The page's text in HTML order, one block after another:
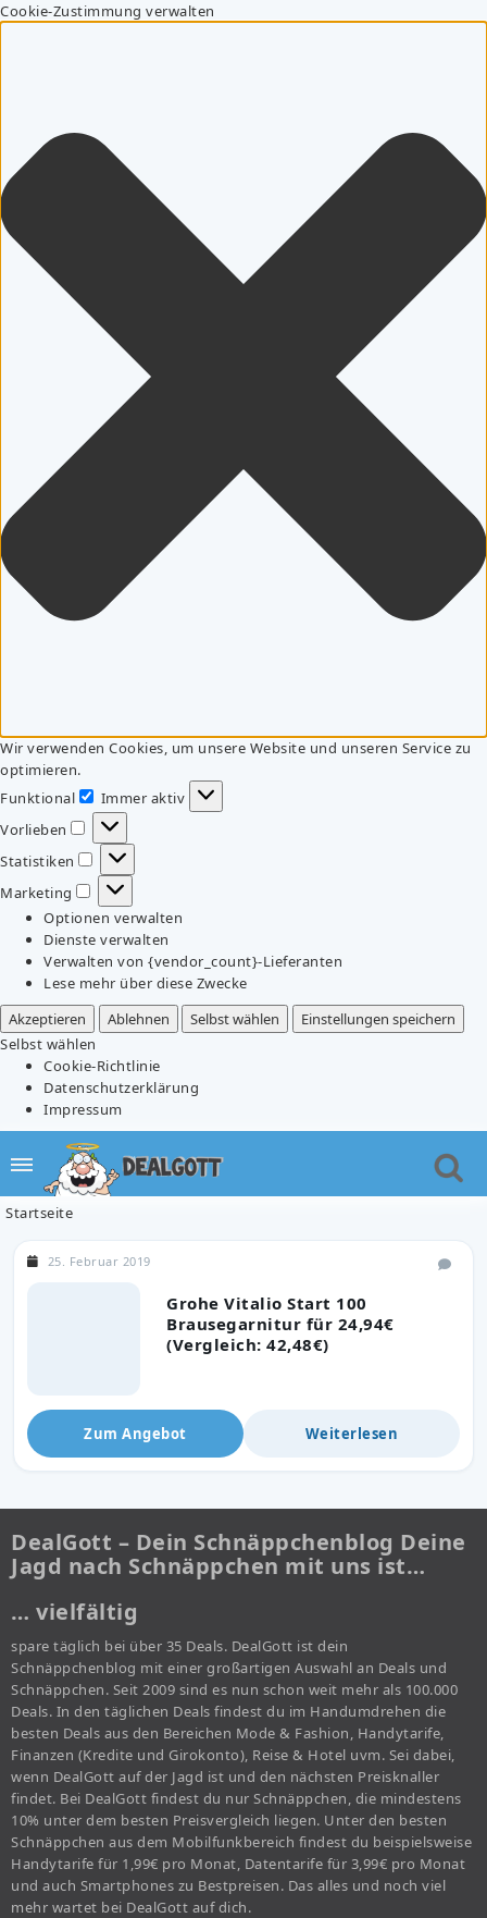
Cookie-Zustimmung verwalten
Wir verwenden Cookies, um unsere Website und unseren Service zu
optimieren.
Funktional
Funktional
Immer aktiv
Vorlieben
Vorlieben
Statistiken
Statistiken
Marketing
Marketing
Optionen verwalten
Dienste verwalten
Verwalten von {vendor_count}-Lieferanten
Lese mehr über diese Zwecke
Akzeptieren
Ablehnen Selbst wählen
Einstellungen speichern
Selbst wählen
Cookie-Richtlinie
Datenschutzerklärung
Impressum
Startseite
Grohe Vitalio Start 100
Brausegarnitur für 24,94€
(Vergleich: 42,48€)
25. Februar 2019
Zum Angebot Weiterlesen
DealGott – Dein Schnäppchenblog Deine
Jagd nach Schnäppchen mit uns ist…
… vielfältig
spare täglich bei über 35 Deals. DealGott ist dein
Schnäppchenblog mit einer großartigen Auswahl an Deals und
Schnäppchen. Seit 2009 sind es nun schon weit mehr als 100.000
Deals. In den täglichen Deals findest du im Handumdrehen die
besten Deals aus den Bereichen Mode & Fashion, Handytarife,
Finanzen (Kredite und Girokonto), Reise & Hotel uvm. Sei dabei,
wenn DealGott auf der Jagd ist und den nächsten Preisknaller
findet. Bei DealGott findest du nur Schnäppchen, die mindestens
10% unter dem besten Preisvergleich liegen. Unter den besten
Schnäppchen aus dem Mobilfunkbereich findest du beispielsweise
Handytarife für 1,99€ pro Monat, Datentarife für 3,99€ pro Monat
und auch Smartphones zu Bestpreisen. Das alles und noch viel
mehr wartet bei DealGott auf dich.